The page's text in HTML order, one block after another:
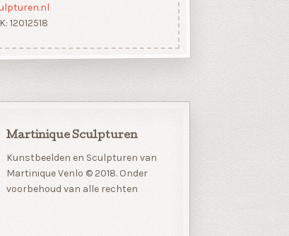
12012518
Martinique Sculpturen
Kunstbeelden en Sculpturen van
Martinique Venlo © 2018. Onder
voorbehoud van alle rechten